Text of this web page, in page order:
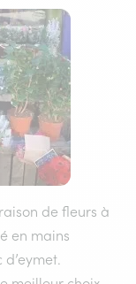
de fleurs à
en mains